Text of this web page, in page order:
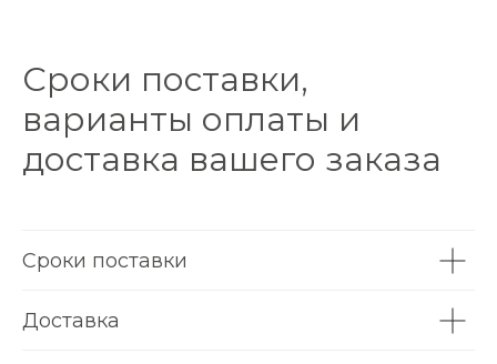
Сроки поставки,
варианты оплаты и
доставка вашего заказа
Сроки поставки
Доставка